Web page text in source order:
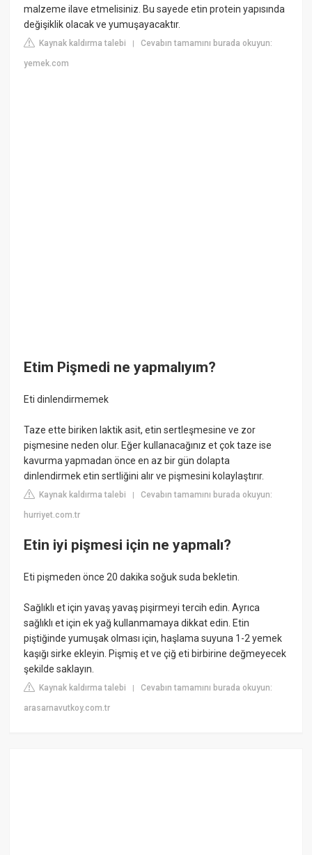
malzeme ilave etmelisiniz. Bu sayede etin protein yapısında
değişiklik olacak ve yumuşayacaktır.
Kaynak kaldırma talebi |Cevabın tamamını burada okuyun:
yemek.com
Etim Pişmedi ne yapmalıyım?
Eti dinlendirmemek
Taze ette biriken laktik asit, etin sertleşmesine ve zor
pişmesine neden olur. Eğer kullanacağınız et çok taze ise
kavurma yapmadan önce en az bir gün dolapta
dinlendirmek etin sertliğini alır ve pişmesini kolaylaştırır.
Kaynak kaldırma talebi |Cevabın tamamını burada okuyun:
hurriyet.com.tr
Etin iyi pişmesi için ne yapmalı?
Eti pişmeden önce 20 dakika soğuk suda bekletin.
Sağlıklı et için yavaş yavaş pişirmeyi tercih edin. Ayrıca
sağlıklı et için ek yağ kullanmamaya dikkat edin. Etin
piştiğinde yumuşak olması için, haşlama suyuna 1-2 yemek
kaşığı sirke ekleyin. Pişmiş et ve çiğ eti birbirine değmeyecek
şekilde saklayın.
Kaynak kaldırma talebi |Cevabın tamamını burada okuyun:
arasarnavutkoy.com.tr